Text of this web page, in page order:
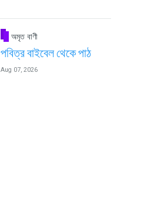
অমৃত বাণী
পবিত্র বাইবেল থেকে পাঠ
Aug 07, 2026